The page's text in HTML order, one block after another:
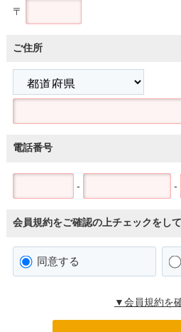
〒
ご住所
電話番号
- -
会員規約をご確認の上チェックをし
同意する
▼会員規約を